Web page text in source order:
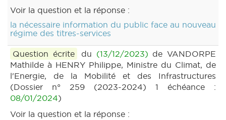
Voir la question et la réponse :
la nécessaire information du public face au nouveau
régime des titres-services
Question écrite du (13/12/2023) de VANDORPE
Mathilde à HENRY Philippe, Ministre du Climat, de
l'Energie, de la Mobilité et des Infrastructures
(Dossier n° 259 (2023-2024) 1 échéance :
08/01/2024)
Voir la question et la réponse :